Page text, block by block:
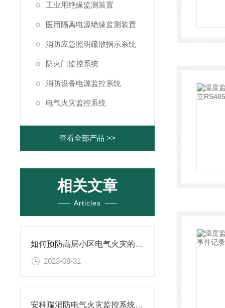
工业用绝缘监测装置
医用隔离电源绝缘监测装置
消防应急照明疏散指示系统
防火门监控系统
消防设备电源监控系统
电气火灾监控系统
查看全部产品 >>
相关文章
Articles
如何预防高层小区电气火灾的发生
2023-08-31
安科瑞消防电气火灾监控系统在德令哈市新能源有轨电车示范线工程的应用